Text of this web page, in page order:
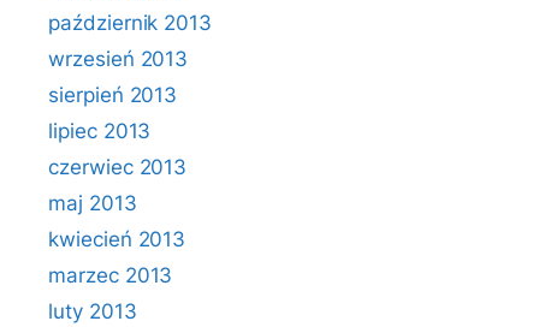
październik 2013
wrzesień 2013
sierpień 2013
lipiec 2013
czerwiec 2013
maj 2013
kwiecień 2013
marzec 2013
luty 2013